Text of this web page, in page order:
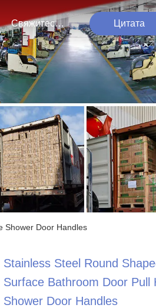
Свяжитесь С Нами Цитата
Shower Door Handles
Stainless Steel Round
Surface Bathroom Door Pull
Shower Door Handles